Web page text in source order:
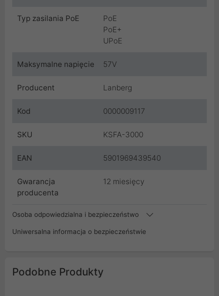
Typ zasilania PoE
PoE
PoE+
UPoE
Maksymalne napięcie 57V
Producent Lanberg
Kod 0000009117
SKU KSFA-3000
EAN 5901969439540
Gwarancja
producenta
12 miesięcy
Osoba odpowiedzialna i bezpieczeństwo
Uniwersalna informacja o bezpieczeństwie
Podobne Produkty